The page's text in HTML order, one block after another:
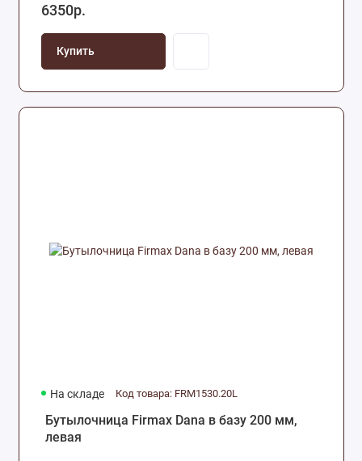
6350р.
Купить
На складе Код товара: FRM1530.20L
Бутылочница Firmax Dana в базу 200 мм,
левая